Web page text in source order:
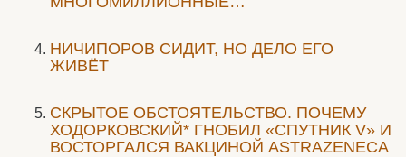
НИЧИПОРОВ СИДИТ, НО ДЕЛО ЕГО
ЖИВЁТ
СКРЫТОЕ ОБСТОЯТЕЛЬСТВО. ПОЧЕМУ
ХОДОРКОВСКИЙ* ГНОБИЛ «СПУТНИК V» И
ВОСТОРГАЛСЯ ВАКЦИНОЙ ASTRAZENECA